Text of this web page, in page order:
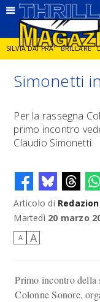
SILVIA DAI PRA' BRILLARE
JORGE DIAZ LA SPIA
DIEGO ZANDEL GLI ANNI DI
Simonetti
Per la rassegna
primo incontro
Claudio Simonetti
Articolo di
Martedì 20 marzo
A A
Primo incontro della
Colonne Sonore,